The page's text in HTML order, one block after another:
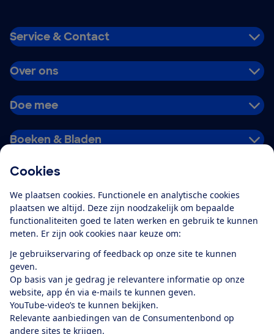
Cookies
We plaatsen cookies. Functionele en analytische cookies
plaatsen we altijd. Deze zijn noodzakelijk om bepaalde
functionaliteiten goed te laten werken en gebruik te kunnen
meten. Er zijn ook cookies naar keuze om:
Je gebruikservaring of feedback op onze site te kunnen
geven.
Op basis van je gedrag je relevantere informatie op onze
website, app én via e-mails te kunnen geven.
YouTube-video’s te kunnen bekijken.
Relevante aanbiedingen van de Consumentenbond op
andere sites te krijgen.
Service & Contact
Over ons
Doe mee
Boeken & Bladen
Alles over de
app
Algemene Voorwaarden
Privacyverklaring
Cookiebeleid
Privacyvoorkeuren
Toegankelijkheid